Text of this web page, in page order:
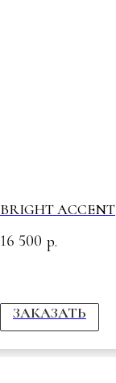
BRIGHT ACCENT
16 500 р.
ЗАКАЗАТЬ